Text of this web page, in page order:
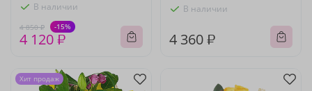
В наличии
4 850 ₽ -15%
4 120 ₽
В наличии
4 360 ₽
Хит продаж